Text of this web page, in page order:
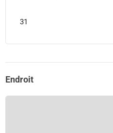
31
Endroit